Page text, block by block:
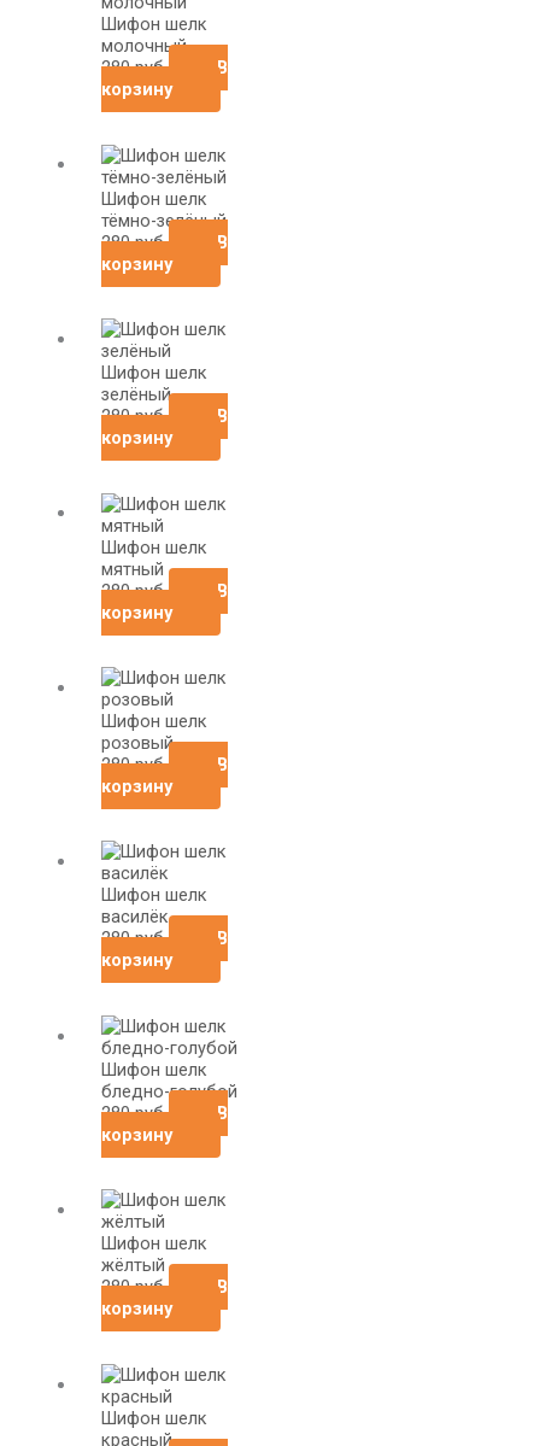
Шифон шелк
молочный
280руб
В
корзину
Шифон шелк
тёмно-зелёный
280руб
В
корзину
Шифон шелк
зелёный
280руб
В
корзину
Шифон шелк
мятный
280руб
В
корзину
Шифон шелк
розовый
280руб
В
корзину
Шифон шелк
василёк
280руб
В
корзину
Шифон шелк
бледно-голубой
280руб
В
корзину
Шифон шелк
жёлтый
280руб
В
корзину
Шифон шелк
красный